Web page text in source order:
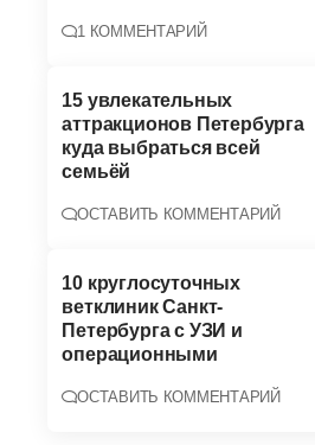
1 КОММЕНТАРИЙ
15 увлекательных
аттракционов Петербурга
куда выбраться всей
семьёй
ОСТАВИТЬ КОММЕНТАРИЙ
10 круглосуточных
ветклиник Санкт-
Петербурга с УЗИ и
операционными
ОСТАВИТЬ КОММЕНТАРИЙ